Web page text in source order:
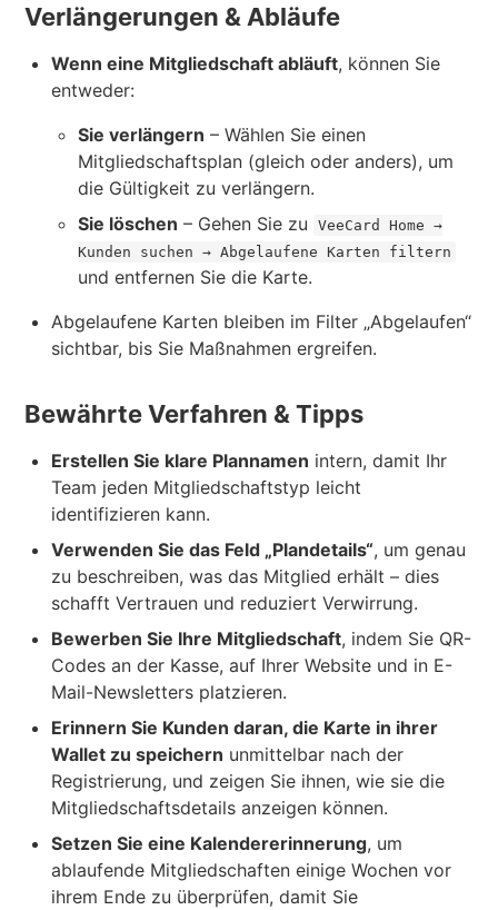
Verlängerungen & Abläufe
Wenn eine Mitgliedschaft abläuft, können Sie
entweder:
Sie verlängern – Wählen Sie einen
Mitgliedschaftsplan (gleich oder anders), um
die Gültigkeit zu verlängern.
Sie löschen – Gehen Sie zu
VeeCard Home →
Kunden suchen → Abgelaufene Karten filtern
und entfernen Sie die Karte.
Abgelaufene Karten bleiben im Filter „Abgelaufen“
sichtbar, bis Sie Maßnahmen ergreifen.
Bewährte Verfahren & Tipps
Erstellen Sie klare Plannamen intern, damit Ihr
Team jeden Mitgliedschaftstyp leicht
identifizieren kann.
Verwenden Sie das Feld „Plandetails“, um genau
zu beschreiben, was das Mitglied erhält – dies
schafft Vertrauen und reduziert Verwirrung.
Bewerben Sie Ihre Mitgliedschaft, indem Sie QR-
Codes an der Kasse, auf Ihrer Website und in E-
Mail-Newsletters platzieren.
Erinnern Sie Kunden daran, die Karte in ihrer
Wallet zu speichern unmittelbar nach der
Registrierung, und zeigen Sie ihnen, wie sie die
Mitgliedschaftsdetails anzeigen können.
Setzen Sie eine Kalendererinnerung, um
ablaufende Mitgliedschaften einige Wochen vor
ihrem Ende zu überprüfen, damit Sie